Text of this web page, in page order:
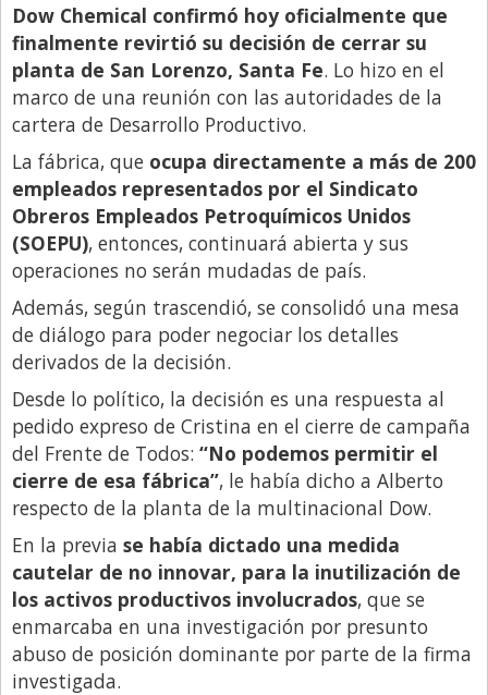
Legales
Libro de Quejas
Medios
Millonarios
Minuto Lanzamiento
Negocios
Opinion
País
Política
Publicidad y Marketing
Real Estate y Propiedades
Responsabilidad Social
Salidas
Santa Fe
Show Business
Sociedad
Tecnología
Tendencias
Dow Chemical confirmó hoy oficialmente que
finalmente revirtió su decisión de cerrar su
planta de San Lorenzo, Santa Fe. Lo hizo en el
marco de una reunión con las autoridades de la
cartera de Desarrollo Productivo.
La fábrica, que ocupa directamente a más de 200
empleados representados por el Sindicato
Obreros Empleados Petroquímicos Unidos
(SOEPU), entonces, continuará abierta y sus
operaciones no serán mudadas de país.
Además, según trascendió, se consolidó una mesa
de diálogo para poder negociar los detalles
derivados de la decisión.
Desde lo político, la decisión es una respuesta al
pedido expreso de Cristina en el cierre de campaña
del Frente de Todos: “No podemos permitir el
cierre de esa fábrica”, le había dicho a Alberto
respecto de la planta de la multinacional Dow.
En la previa se había dictado una medida
cautelar de no innovar, para la inutilización de
los activos productivos involucrados, que se
enmarcaba en una investigación por presunto
abuso de posición dominante por parte de la firma
investigada.